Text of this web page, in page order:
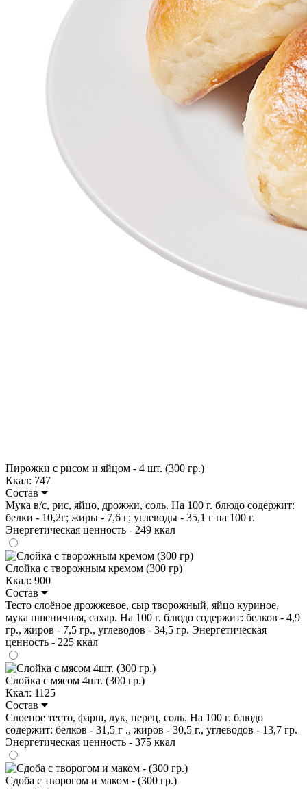
Пирожки с рисом и яйцом - 4 шт. (300 гр.)
Ккал: 747
Состав
Мука в/с, рис, яйцо, дрожжи, соль. На 100 г. блюдо содержит:
белки - 10,2г; жиры - 7,6 г; углеводы - 35,1 г на 100 г.
Энергетическая ценность - 249 ккал
Слойка с творожным кремом (300 гр)
Ккал: 900
Состав
Тесто слоёное дрожжевое, сыр творожный, яйцо куриное,
мука пшеничная, сахар. На 100 г. блюдо содержит: белков - 4,9
гр., жиров - 7,5 гр., углеводов - 34,5 гр. Энергетическая
ценность - 225 ккал
Слойка с мясом 4шт. (300 гр.)
Ккал: 1125
Состав
Слоеное тесто, фарш, лук, перец, соль. На 100 г. блюдо
содержит: белков - 31,5 г ., жиров - 30,5 г., углеводов - 13,7 гр.
Энергетическая ценность - 375 ккал
Сдоба с творогом и маком - (300 гр.)